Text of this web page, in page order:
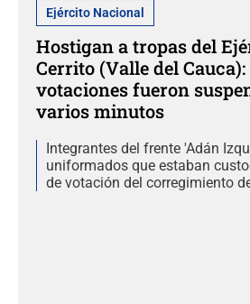
Ejército Nacional
Hostigan a tropas del
Cerrito (Valle del Cauca):
votaciones fueron
varios minutos
Integrantes del frente 'Adán
uniformados que estaban
de votación del corregimiento